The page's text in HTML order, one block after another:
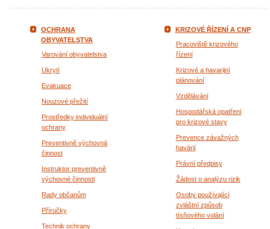
OCHRANA
OBYVATELSTVA
Varování obyvatelstva
Ukrytí
Evakuace
Nouzové přežití
Prostředky individuální
ochrany
Preventivně výchovná
činnost
Instruktor preventivně
výchovné činnosti
Rady občanům
Příručky
Technik ochrany
KRIZOVÉ ŘÍZENÍ A CNP
Pracoviště krizového
řízení
Krizové a havarijní
plánování
Vzdělávání
Hospodářská opatření
pro krizové stavy
Prevence závažných
havárií
Právní předpisy
Žádost o analýzu rizik
Osoby používající
zvláštní způsob
tísňového volání